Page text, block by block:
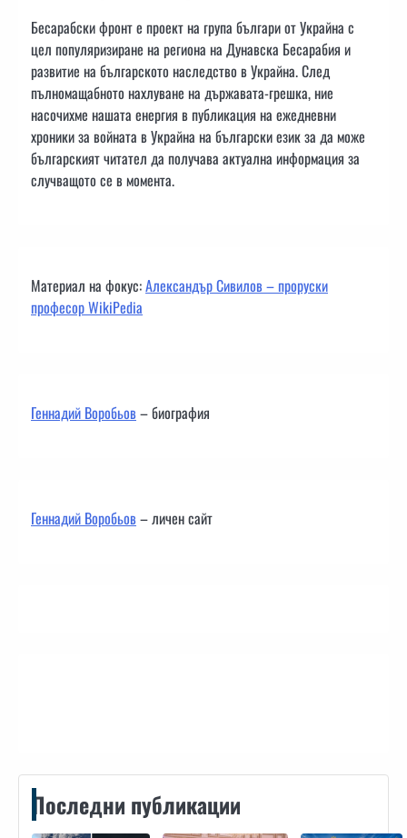
Бесарабски фронт е проект на група българи от Украйна с
цел популяризиране на региона на Дунавска Бесарабия и
развитие на българското наследство в Украйна. След
пълномащабното нахлуване на държавата-грешка, ние
насочихме нашата енергия в публикация на ежедневни
хроники за войната в Украйна на български език за да може
българският читател да получава актуална информация за
случващото се в момента.
Материал на фокус:Александър Сивилов – проруски
професор WikiPedia
Геннадий Воробьов– биография
Геннадий Воробьов– личен сайт
Последни публикации